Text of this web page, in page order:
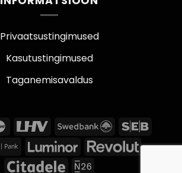
Privaatsustingimused
Kasutustingimused
Taganemisavaldus